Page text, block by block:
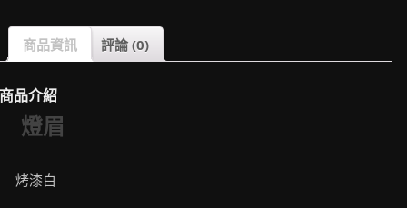
商品資訊 評論 (0)
品介紹
燈眉
烤漆白